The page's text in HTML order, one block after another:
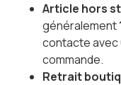
Article hors
généralement
contacte avec
commande.
Retrait